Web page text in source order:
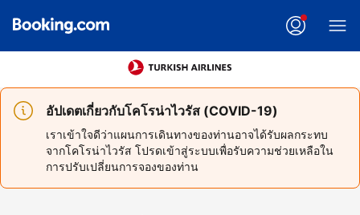
อัปเดตเกี่ยวกับโคโรน่าไวรัส (COVID-19)
เราเข้าใจดีว่าแผนการเดินทางของท่านอาจได้รับผลกระทบ
จากโคโรน่าไวรัส โปรดเข้าสู่ระบบเพื่อรับความช่วยเหลือใน
การปรับเปลี่ยนการจองของท่าน